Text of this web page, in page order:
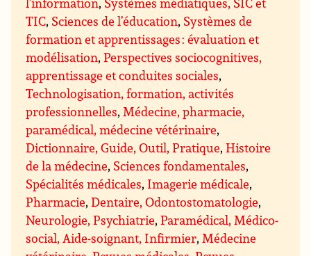
TIC, Sciences de l’éducation, Systèmes de
formation et apprentissages : évaluation et
modélisation,Perspectives sociocognitives,
apprentissage et conduites sociales,
Technologisation, formation, activités
professionnelles, Médecine, pharmacie,
paramédical, médecine vétérinaire,
Dictionnaire, Guide, Outil, Pratique,Histoire
de la médecine, Sciences fondamentales,
Spécialités médicales, Imagerie médicale,
Pharmacie,Dentaire, Odontostomatologie,
Neurologie, Psychiatrie,Paramédical, Médico-
social, Aide-soignant, Infirmier, Médecine